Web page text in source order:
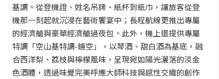
基調。從登機證、姓名吊牌、紙杯到紙巾，讓旅客從登
機那一刻起就沉浸在藝術饗宴中；長程航線更推出專屬
的經濟艙與豪華經濟艙過夜包。此外，機上還提供專屬
特調「空山基特調-鏡空」，以琴酒、甜白酒為基底，融
合西洋梨、荔枝與檸檬風味，呈現宛如陽光灑落的淡金
色酒體，透過味覺完美呼應大師科技與感性交織的創作